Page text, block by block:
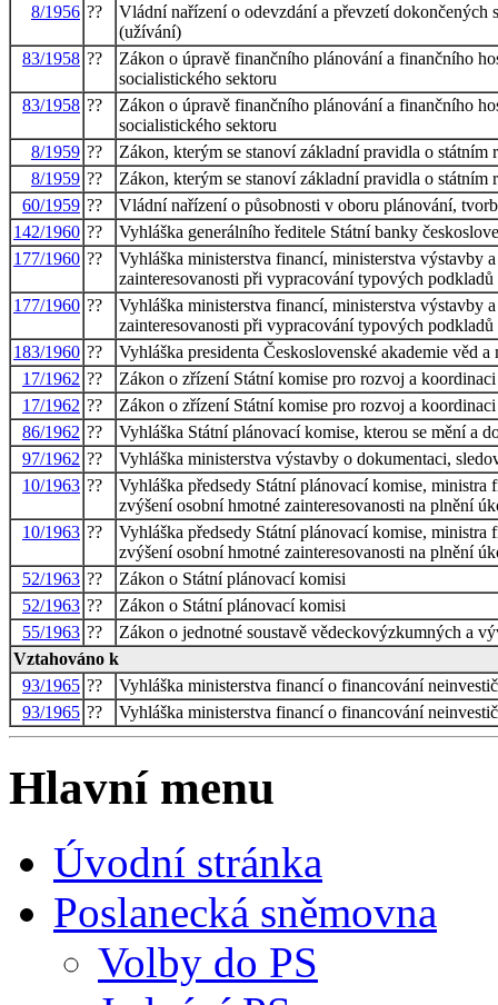
8/1956 ??
Vládní nařízení o odevzdání a převzetí
(užívání)
83/1958 ??
Zákon o úpravě finančního plánování a finančního
socialistického sektoru
83/1958 ??
Zákon o úpravě finančního plánování a finančního
socialistického sektoru
8/1959 ??
Zákon, kterým se stanoví základní pravidla o
8/1959 ??
Zákon, kterým se stanoví základní pravidla o
60/1959 ??
Vládní nařízení o působnosti v oboru plánování,
142/1960 ??
Vyhláška generálního ředitele Státní banky
177/1960 ??
Vyhláška ministerstva financí, ministerstva výstavby
zainteresovanosti při vypracování typových podkladů
177/1960 ??
Vyhláška ministerstva financí, ministerstva výstavby
zainteresovanosti při vypracování typových podkladů
183/1960 ??
Vyhláška presidenta Československé akademie
17/1962 ??
Zákon o zřízení Státní komise pro rozvoj a
17/1962 ??
Zákon o zřízení Státní komise pro rozvoj a
86/1962 ??
Vyhláška Státní plánovací komise, kterou se mění a
97/1962 ??
Vyhláška ministerstva výstavby o dokumentaci,
10/1963 ??
Vyhláška předsedy Státní plánovací komise,
zvýšení osobní hmotné zainteresovanosti na plnění
10/1963 ??
Vyhláška předsedy Státní plánovací komise,
zvýšení osobní hmotné zainteresovanosti na plnění
52/1963 ??
Zákon o Státní plánovací komisi
52/1963 ??
Zákon o Státní plánovací komisi
55/1963 ??
Zákon o jednotné soustavě vědeckovýzkumných a
Vztahováno k
93/1965 ??
Vyhláška ministerstva financí o financování
93/1965 ?? Vyhláška ministerstva financí o financování
Hlavní menu
Úvodní stránka
Poslanecká sněmovna
Volby do PS